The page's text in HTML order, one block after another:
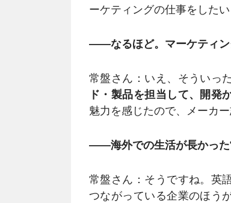
ーケティングの仕事をした
――なるほど。マーケティン
常盤さん：いえ、そういっ
ド・製品を担当して、開発
魅力を感じたので、メーカ
――海外での生活が長かった
常盤さん：そうですね。英
つながっている企業のほう